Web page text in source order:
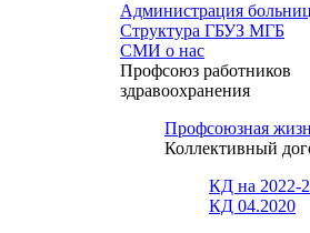
Администрация
Структура ГБУЗ МГБ
СМИ о нас
Профсоюз работников
здравоохранения
Профсоюзная
Коллективный
КД на 2022-
КД 04.2020